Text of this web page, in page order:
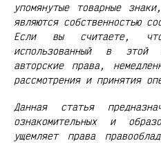
упомянутые товарные
являются собственностью
Если вы считаете,
использованный в этой
авторские права,
рассмотрения и принятия
Данная статья
ознакомительных и
ущемляет права